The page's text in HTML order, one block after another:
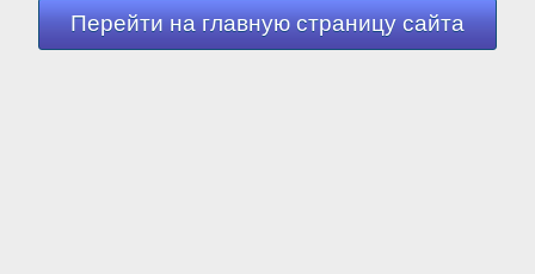
Перейти на главную страницу сайта